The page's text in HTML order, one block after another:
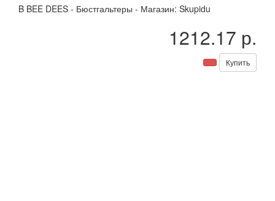
B BEE DEES - Бюстгальтеры - Магазин: Skupidu
1212.17 р.
Купить